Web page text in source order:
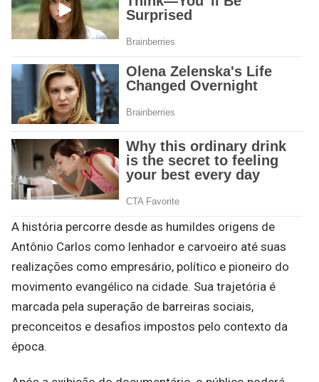
A história percorre desde as humildes origens de
Antônio Carlos como lenhador e carvoeiro até suas
realizações como empresário, político e pioneiro do
movimento evangélico na cidade. Sua trajetória é
marcada pela superação de barreiras sociais,
preconceitos e desafios impostos pelo contexto da
época.